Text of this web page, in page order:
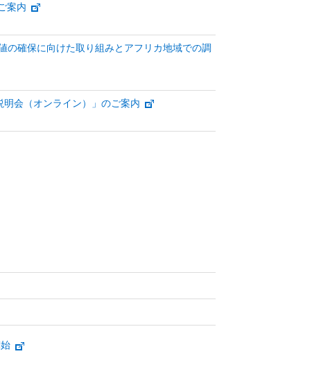
案内
確保に向けた取り組みとアフリカ地域での調
会（オンライン）」のご案内